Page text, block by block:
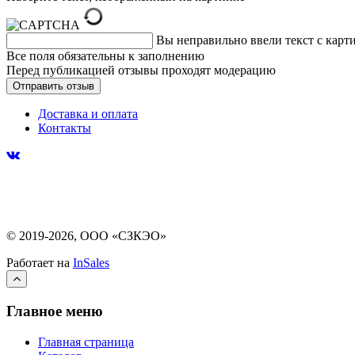
Вы неправильно ввели текст с
Все поля обязательны к заполнению
Перед публикацией отзывы проходят модерацию
Доставка и оплата
Контакты
© 2019-2026, ООО «СЗКЭО»
Работает на InSales
Главное меню
Главная страница